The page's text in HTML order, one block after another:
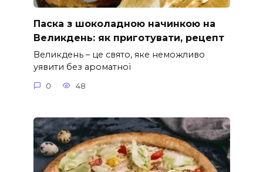
Паска з шоколадною начинкою на
Великдень: як приготувати, рецепт
Великдень – це свято, яке неможливо
уявити без ароматної
0 48